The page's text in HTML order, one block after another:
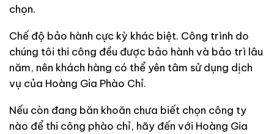
chọn.
Chế độ bảo hành cực kỳ khác biệt. Công trình do
chúng tôi thi công đều được bảo hành và bảo trì lâu
năm, nên khách hàng có thể yên tâm sử dụng dịch
vụ của Hoàng Gia Phào Chỉ.
Nếu còn đang băn khoăn chưa biết chọn công ty
nào để thi công phào chỉ, hãy đến với Hoàng Gia